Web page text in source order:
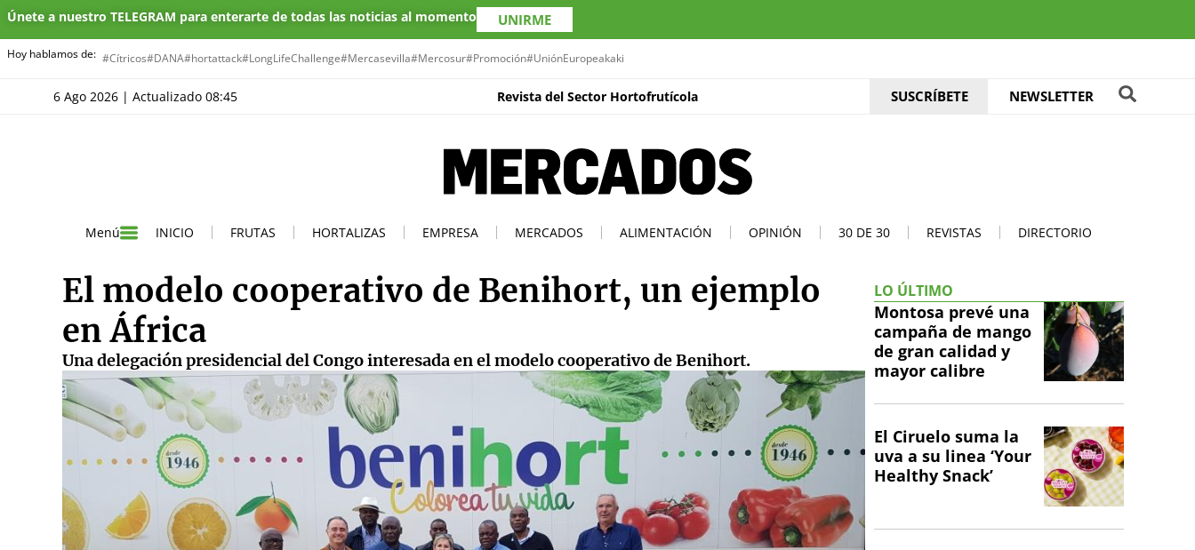
Únete a nuestro TELEGRAM para enterarte de todas las noticias al momento UNIRME
Hoy hablamos de: #Cítricos#DANA#hortattack#LongLifeChallenge#Mercasevilla#Mercosur#Promoción#UniónEuropeakaki
6 Ago 2026 | Actualizado 08:45 Revista del Sector Hortofrutícola SUSCRÍBETE NEWSLETTER
Menú INICIO FRUTAS HORTALIZAS EMPRESA MERCADOS ALIMENTACIÓN OPINIÓN 30 DE 30 REVISTAS DIRECTORIO
El modelo cooperativo de Benihort, un ejemplo
en África
Una delegación presidencial del Congo interesada en el modelo cooperativo de Benihort.
LO ÚLTIMO
Montosa prevé una
campaña de mango
de gran calidad y
mayor calibre
El Ciruelo suma la
uva a su linea ‘Your
Healthy Snack’